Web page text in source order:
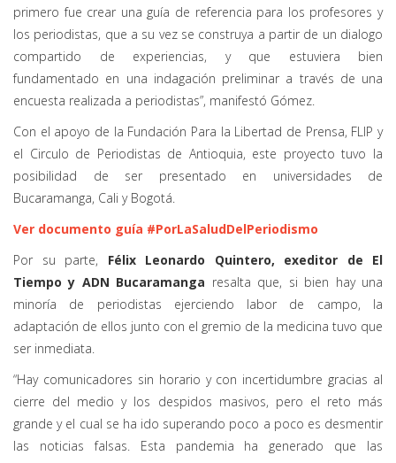
primero fue crear una guía de referencia para los profesores y
los periodistas, que a su vez se construya a partir de un dialogo
compartido de experiencias, y que estuviera bien
fundamentado en una indagación preliminar a través de una
encuesta realizada a periodistas”, manifestó Gómez.
Con el apoyo de la Fundación Para la Libertad de Prensa, FLIP y
el Circulo de Periodistas de Antioquia, este proyecto tuvo la
posibilidad de ser presentado en universidades de
Bucaramanga, Cali y Bogotá.
Ver documento guía #PorLaSaludDelPeriodismo
Por su parte, Félix Leonardo Quintero, exeditor de El
Tiempo y ADN Bucaramanga resalta que, si bien hay una
minoría de periodistas ejerciendo labor de campo, la
adaptación de ellos junto con el gremio de la medicina tuvo que
ser inmediata.
“Hay comunicadores sin horario y con incertidumbre gracias al
cierre del medio y los despidos masivos, pero el reto más
grande y el cual se ha ido superando poco a poco es desmentir
las noticias falsas. Esta pandemia ha generado que las